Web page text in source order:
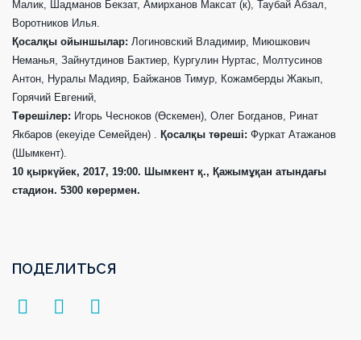
Малик, Шадманов Бекзат, Амирханов Максат (к), Таубай Абзал,
Воротников Илья.
Қосалқы ойыншылар: Логиновский Владимир, Миюшкович
Неманья, Зайнутдинов Бактиер, Кургулин Нуртас, Молтусинов
Антон, Нуралы Мадияр, Байжанов Тимур, Кожамберды Жакып,
Горячий Евгений,
Төрешілер: Игорь Чесноков (Өскемен), Олег Богданов, Ринат
Якбаров (екеуіде Семейден) . Қосалқы төреші: Фуркат Атажанов
(Шымкент).
10 қыркүйек, 2017, 19:00. Шымкент қ., Қажымұқан атындағы
стадион. 5300 көрермен.
ПОДЕЛИТЬСЯ